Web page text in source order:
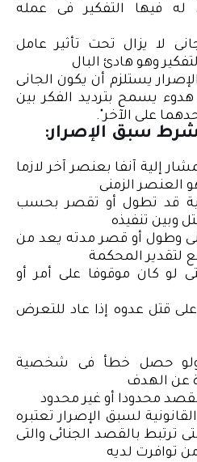
له فيها التفكير فى عمله
لا يزال تحت تأثير عامل
وهو هادئ البال
يستلزم أن يكون الجانى
يسمح بترديد الفكر بين
على الآخر".
شرط سبق الإصرار:
إلية آنفا بعنصر آخر لازما
العنصر الزمنى
قد تطول أو تقصر بحسب
وبين تنفيذه
وطول أو قصر مدته يعد من
لتقدير المحكمة
لو كان موقوفا على أمر أو
قتل عدوه إذا عاد للتعرض
ولو حصل خطأ فى شخصية
عن الهدف
محدودا أو غير محدود
لسبق الإصرار تعتبره
بالقصد الجنائى والتى
توافرت لديه